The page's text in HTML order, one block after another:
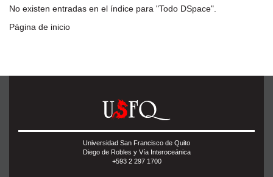
No existen entradas en el índice para "Todo DSpace".
Página de inicio
Universidad San Francisco de Quito
Diego de Robles y Vía Interoceánica
+593 2 297 1700